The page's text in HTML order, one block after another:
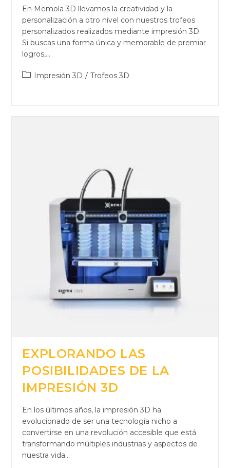
En Memola 3D llevamos la creatividad y la
personalización a otro nivel con nuestros trofeos
personalizados realizados mediante impresión 3D.
Si buscas una forma única y memorable de premiar
logros,…
Impresión 3D / Trofeos 3D
EXPLORANDO LAS
POSIBILIDADES DE LA
IMPRESIÓN 3D
En los últimos años, la impresión 3D ha
evolucionado de ser una tecnología nicho a
convertirse en una revolución accesible que está
transformando múltiples industrias y aspectos de
nuestra vida…